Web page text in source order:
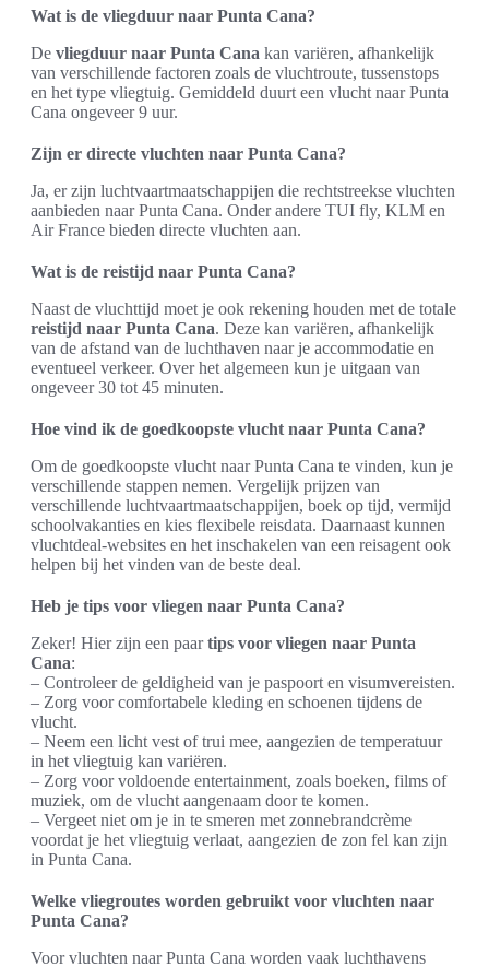
Wat is de vliegduur naar Punta Cana?
De vliegduur naar Punta Cana kan variëren, afhankelijk
van verschillende factoren zoals de vluchtroute, tussenstops
en het type vliegtuig. Gemiddeld duurt een vlucht naar Punta
Cana ongeveer 9 uur.
Zijn er directe vluchten naar Punta Cana?
Ja, er zijn luchtvaartmaatschappijen die rechtstreekse vluchten
aanbieden naar Punta Cana. Onder andere TUI fly, KLM en
Air France bieden directe vluchten aan.
Wat is de reistijd naar Punta Cana?
Naast de vluchttijd moet je ook rekening houden met de totale
reistijd naar Punta Cana. Deze kan variëren, afhankelijk
van de afstand van de luchthaven naar je accommodatie en
eventueel verkeer. Over het algemeen kun je uitgaan van
ongeveer 30 tot 45 minuten.
Hoe vind ik de goedkoopste vlucht naar Punta Cana?
Om de goedkoopste vlucht naar Punta Cana te vinden, kun je
verschillende stappen nemen. Vergelijk prijzen van
verschillende luchtvaartmaatschappijen, boek op tijd, vermijd
schoolvakanties en kies flexibele reisdata. Daarnaast kunnen
vluchtdeal-websites en het inschakelen van een reisagent ook
helpen bij het vinden van de beste deal.
Heb je tips voor vliegen naar Punta Cana?
Zeker! Hier zijn een paartips voor vliegen naar Punta
Cana:
– Controleer de geldigheid van je paspoort en visumvereisten.
– Zorg voor comfortabele kleding en schoenen tijdens de
vlucht.
– Neem een licht vest of trui mee, aangezien de temperatuur
in het vliegtuig kan variëren.
– Zorg voor voldoende entertainment, zoals boeken, films of
muziek, om de vlucht aangenaam door te komen.
– Vergeet niet om je in te smeren met zonnebrandcrème
voordat je het vliegtuig verlaat, aangezien de zon fel kan zijn
in Punta Cana.
Welke vliegroutes worden gebruikt voor vluchten naar
Punta Cana?
Voor vluchten naar Punta Cana worden vaak luchthavens